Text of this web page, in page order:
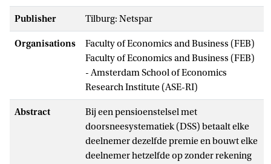
Publisher Tilburg: Netspar
Organisations
Faculty of Economics and Business (FEB)
Faculty of Economics and Business (FEB)
- Amsterdam School of Economics
Research Institute (ASE-RI)
Abstract
Bij een pensioenstelsel met
doorsneesystematiek (DSS) betaalt elke
deelnemer dezelfde premie en bouwt elke
deelnemer hetzelfde op zonder rekening